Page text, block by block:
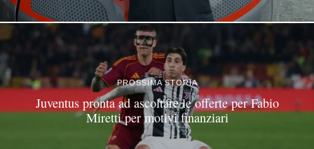
PROSSIMA STORIA
Juventus pronta ad ascoltare le offerte per Fabio
Miretti per motivi finanziari